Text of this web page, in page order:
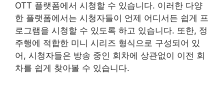
OTT 플랫폼에서 시청할 수 있습니다. 이러한 다양
한 플랫폼에서는 시청자들이 언제 어디서든 쉽게 프
로그램을 시청할 수 있도록 하고 있습니다. 또한, 정
주행에 적합한 미니 시리즈 형식으로 구성되어 있
어, 시청자들은 방송 중인 회차에 상관없이 이전 회
차를 쉽게 찾아볼 수 있습니다.